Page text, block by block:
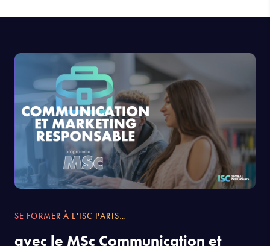
SE FORMER À L'ISC PARIS…
avec le MSc Communication et